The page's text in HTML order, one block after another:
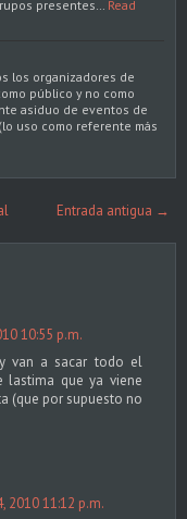
presentes…
Read
los organizadores de
público y no como
asiduo de eventos de
uso como referente más
Entrada antigua →
10:55 p.m.
van a sacar todo el
lastima que ya viene
(que por supuesto no
2010 11:12 p.m.